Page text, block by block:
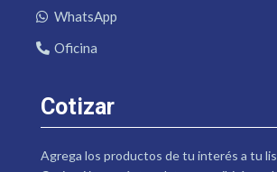
WhatsApp
Oficina
Cotizar
Agrega los productos de tu interés a tu